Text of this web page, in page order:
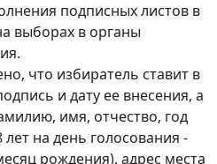
подписных листов в
выборах в органы
что избиратель ставит в
и дату ее внесения, а
имя, отчество, год
на день голосования -
рождения), адрес места